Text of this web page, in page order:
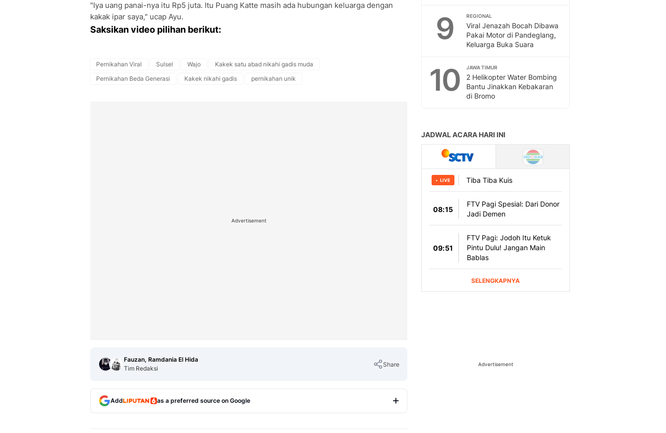
"Iya uang panai-nya itu Rp5 juta. Itu Puang Katte masih ada hubungan keluarga dengan
kakak ipar saya," ucap Ayu.
Saksikan video pilihan berikut:
Pernikahan Viral Sulsel Wajo
Kakek satu abad nikahi gadis muda
Pernikahan Beda Generasi
Kakek nikahi gadis pernikahan unik
Advertisement
Fauzan, Ramdania El Hida
Tim Redaksi
Share
Add as a preferred source on Google
9 REGIONAL
Viral Jenazah Bocah Dibawa
Pakai Motor di Pandeglang,
Keluarga Buka Suara
10 JAWA TIMUR
2 Helikopter Water Bombing
Bantu Jinakkan Kebakaran
di Bromo
Advertisement